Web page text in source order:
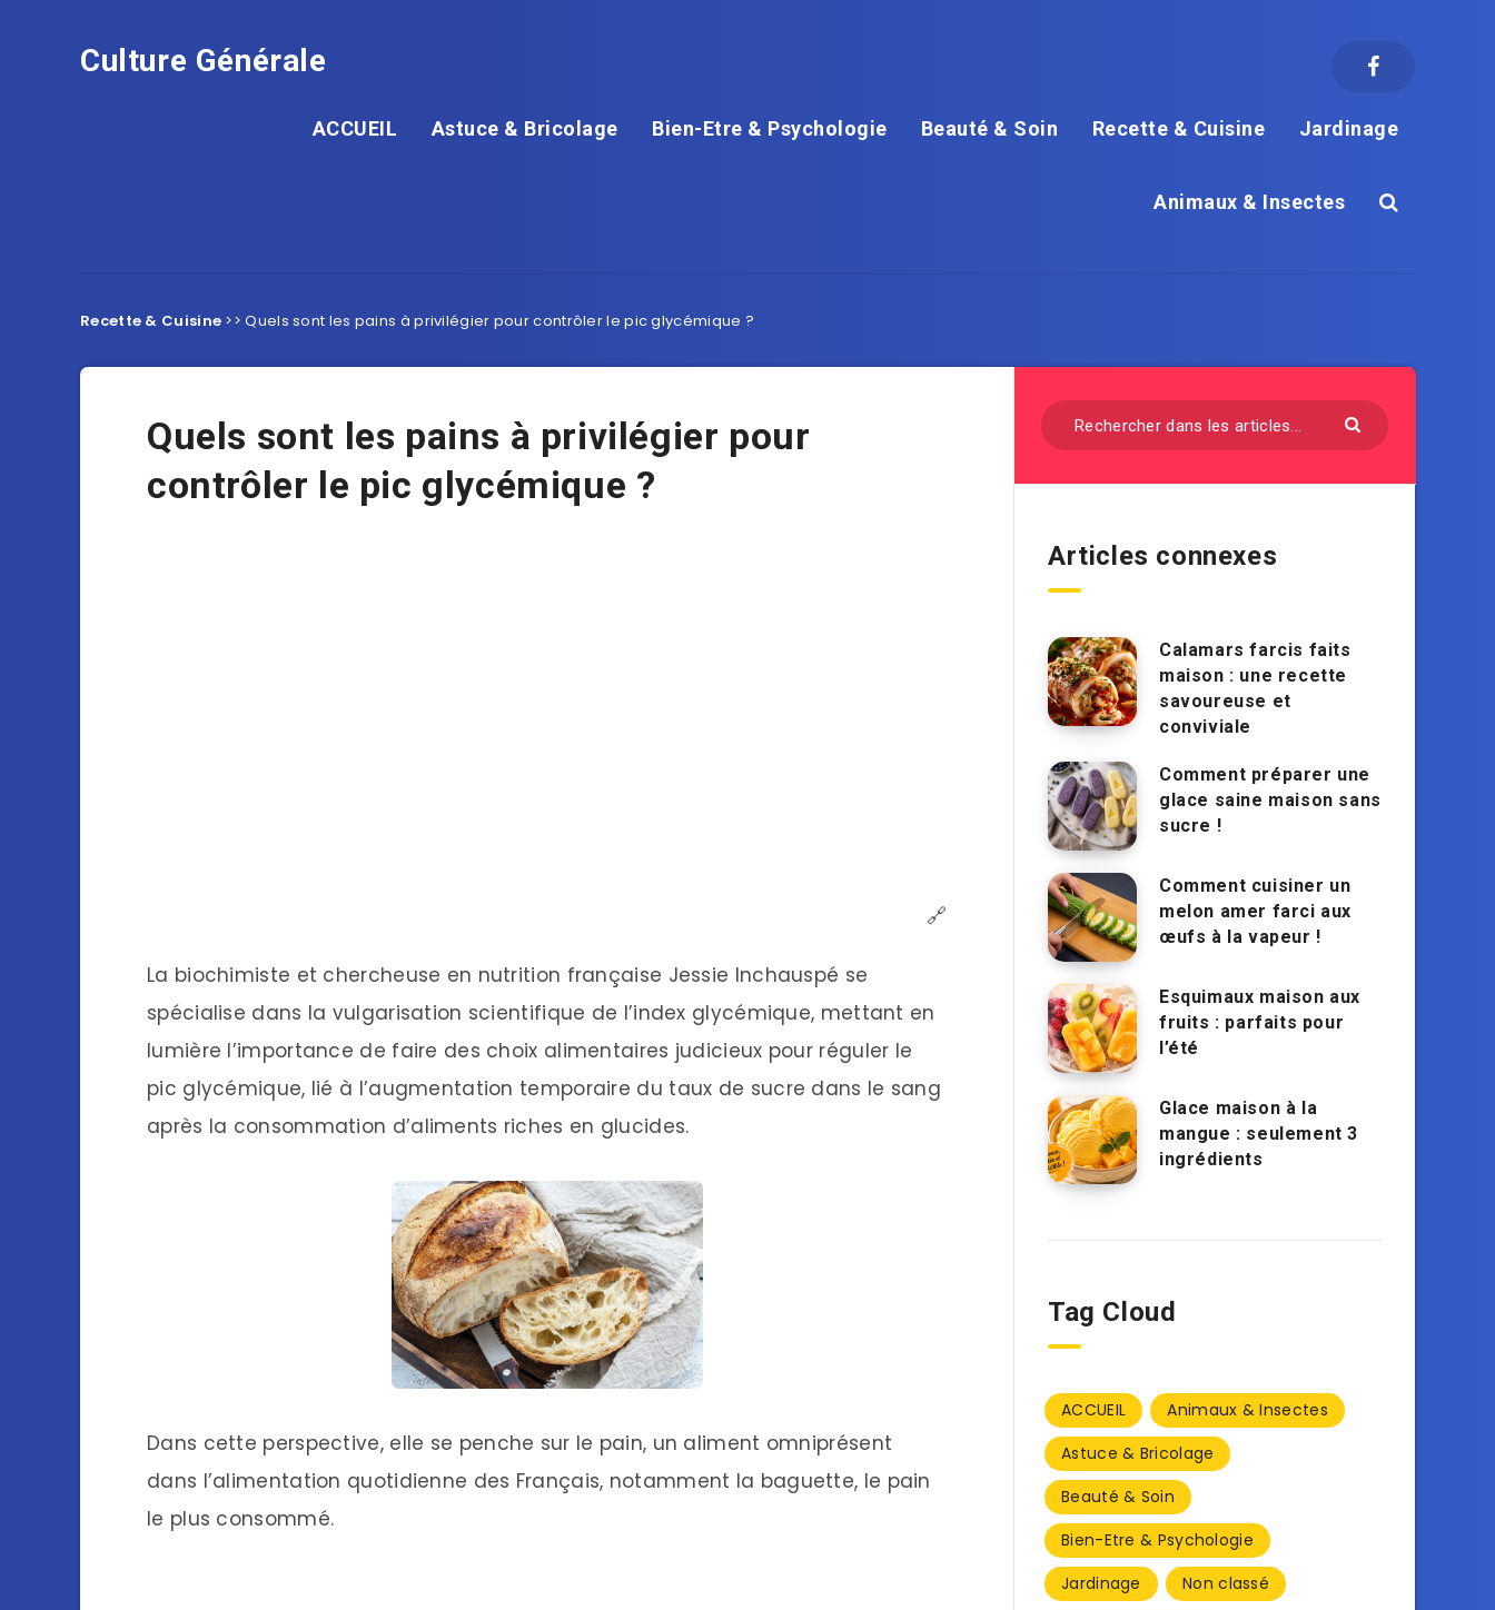
Culture Générale
ACCUEIL Astuce & Bricolage Bien-Etre & Psychologie Beauté & Soin Recette & Cuisine Jardinage
Animaux & Insectes
Recette & Cuisine >>Quels sont les pains à privilégier pour contrôler le pic glycémique ?
Quels sont les pains à privilégier pour
contrôler le pic glycémique ?
🔗
La biochimiste et chercheuse en nutrition française Jessie Inchauspé se
spécialise dans la vulgarisation scientifique de l’index glycémique, mettant en
lumière l’importance de faire des choix alimentaires judicieux pour réguler le
pic glycémique, lié à l’augmentation temporaire du taux de sucre dans le sang
après la consommation d’aliments riches en glucides.
Dans cette perspective, elle se penche sur le pain, un aliment omniprésent
dans l’alimentation quotidienne des Français, notamment la baguette, le pain
le plus consommé.
Articles connexes
Calamars farcis faits
maison : une recette
savoureuse et
conviviale
Comment préparer une
glace saine maison sans
sucre !
Comment cuisiner un
melon amer farci aux
œufs à la vapeur !
Esquimaux maison aux
fruits : parfaits pour
l’été
Glace maison à la
mangue : seulement 3
ingrédients
Tag Cloud
ACCUEIL
Animaux & Insectes
Astuce & Bricolage
Beauté & Soin
Bien-Etre & Psychologie
Jardinage
Non classé